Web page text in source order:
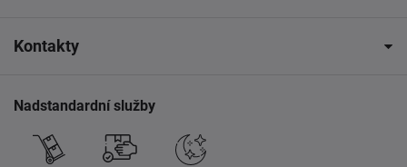
Kontakty
Nadstandardní služby